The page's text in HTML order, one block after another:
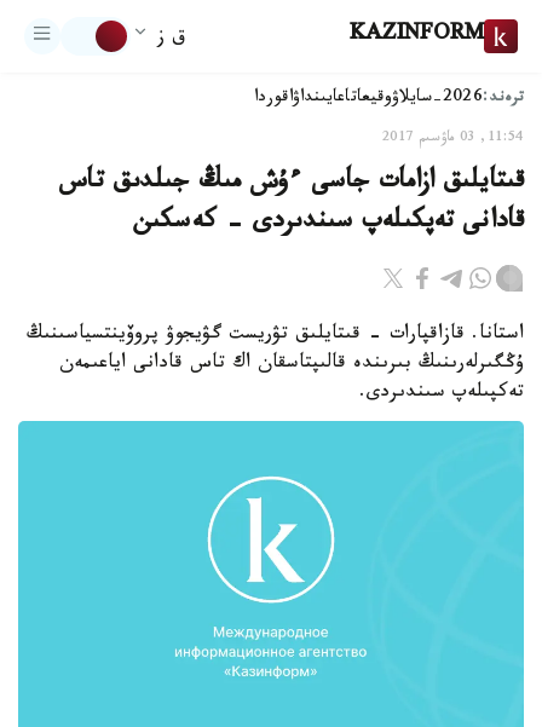
KAZINFORM ق ز
ترەند:2026-سايلاۋ وقيعاتاعايىنداۋاقوردا
11:54, 03 ماۋسىم 2017
قىتايلىق ازامات جاسى ءۇش مىڭ جىلدىق تاس
قادانى تەپكىلەپ سىندىردى - كەسكىن
استانا. قازاقپارات - قىتايلىق تۋريست گۋيجوۋ پروۆينتسياسىنىڭ
ۇڭگىرلەرىنىڭ بىرىندە قالىپتاسقان اك تاس قادانى اياعىمەن
تەكپىلەپ سىندىردى.